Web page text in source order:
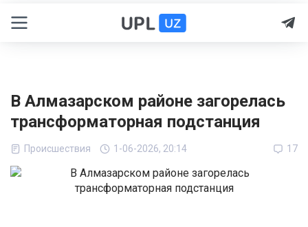
В Алмазарском районе загорелась
трансформаторная подстанция
Происшествия 1-06-2026, 20:14 17